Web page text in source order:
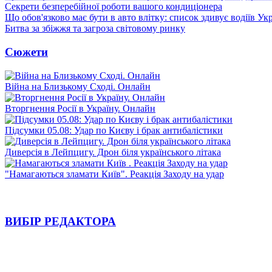
Секрети безперебійної роботи вашого кондиціонера
Що обов'язково має бути в авто влітку: список здивує водіїв
Битва за збіжжя та загроза світовому ринку
Сюжети
Війна на Близькому Сході. Онлайн
Вторгнення Росії в Україну. Онлайн
Підсумки 05.08: Удар по Києву і брак антибалістики
Диверсія в Лейпцигу. Дрон біля українського літака
"Намагаються зламати Київ". Реакція Заходу на удар
ВИБІР РЕДАКТОРА